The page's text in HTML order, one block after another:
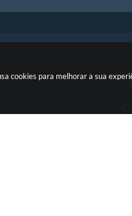
cookies para melhorar a sua